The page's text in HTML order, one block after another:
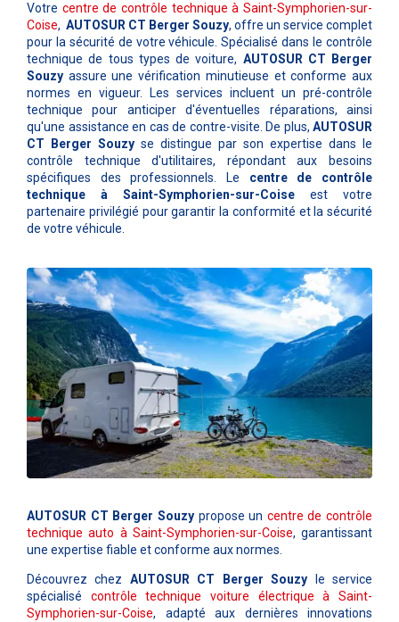
Votre centre de contrôle technique à Saint-Symphorien-sur-
Coise, AUTOSUR CT Berger Souzy, offre un service complet
pour la sécurité de votre véhicule. Spécialisé dans le contrôle
technique de tous types de voiture, AUTOSUR CT Berger
Souzy assure une vérification minutieuse et conforme aux
normes en vigueur. Les services incluent un pré-contrôle
technique pour anticiper d'éventuelles réparations, ainsi
qu'une assistance en cas de contre-visite. De plus, AUTOSUR
CT Berger Souzy se distingue par son expertise dans le
contrôle technique d'utilitaires, répondant aux besoins
spécifiques des professionnels. Le centre de contrôle
technique à Saint-Symphorien-sur-Coise est votre
partenaire privilégié pour garantir la conformité et la sécurité
de votre véhicule.
AUTOSUR CT Berger Souzypropose un centre de contrôle
technique auto à Saint-Symphorien-sur-Coise, garantissant
une expertise fiable et conforme aux normes.
Découvrez chez AUTOSUR CT Berger Souzy le service
spécialisé contrôle technique voiture électrique à Saint-
Symphorien-sur-Coise, adapté aux dernières innovations